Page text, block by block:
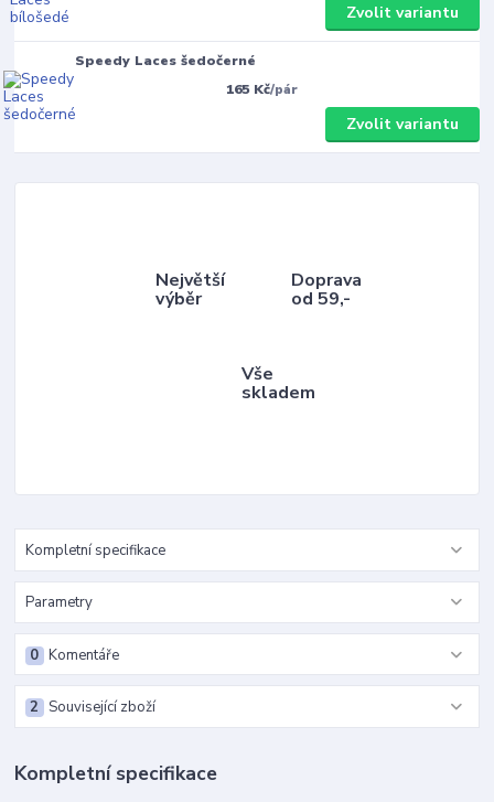
Zvolit variantu
Speedy Laces šedočerné
165 Kč/pár
Zvolit variantu
Největší
výběr
Doprava
od 59,-
Vše
skladem
Kompletní specifikace
Parametry
Komentáře
0
Související zboží
2
Kompletní specifikace